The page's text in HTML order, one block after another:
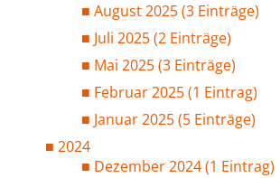
August 2025 (3 Einträge)
Juli 2025 (2 Einträge)
Mai 2025 (3 Einträge)
Februar 2025 (1 Eintrag)
Januar 2025 (5 Einträge)
2024
Dezember 2024 (1 Eintrag)